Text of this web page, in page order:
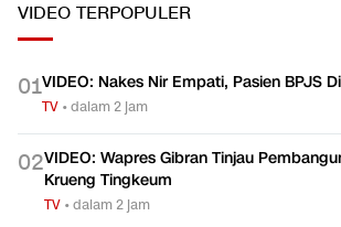
VIDEO TERPOPULER
01VIDEO: Nakes Nir Empati, Pasien BPJS
TV •dalam 2 jam
02VIDEO: Wapres Gibran Tinjau
Krueng Tingkeum
TV •dalam 2 jam